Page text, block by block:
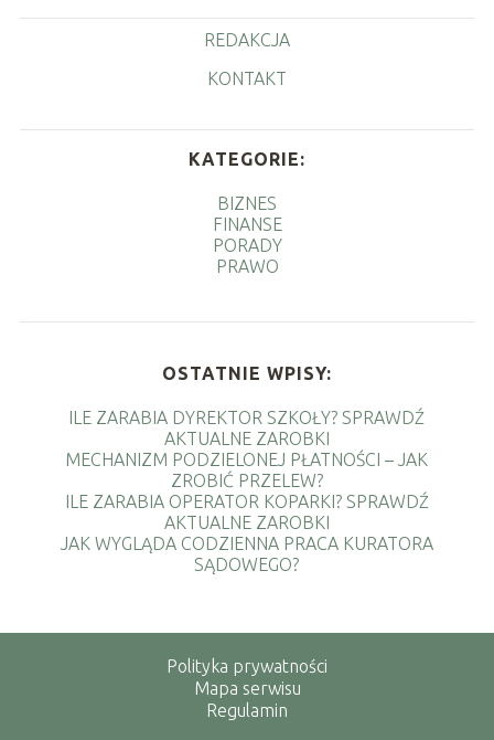
REDAKCJA
KONTAKT
KATEGORIE:
BIZNES
FINANSE
PORADY
PRAWO
OSTATNIE WPISY:
ILE ZARABIA DYREKTOR SZKOŁY? SPRAWDŹ
AKTUALNE ZAROBKI
MECHANIZM PODZIELONEJ PŁATNOŚCI – JAK
ZROBIĆ PRZELEW?
ILE ZARABIA OPERATOR KOPARKI? SPRAWDŹ
AKTUALNE ZAROBKI
JAK WYGLĄDA CODZIENNA PRACA KURATORA
SĄDOWEGO?
Polityka prywatności
Mapa serwisu
Regulamin